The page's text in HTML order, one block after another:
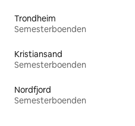
Trondheim
Semesterboenden
Kristiansand
Semesterboenden
Nordfjord
Semesterboenden